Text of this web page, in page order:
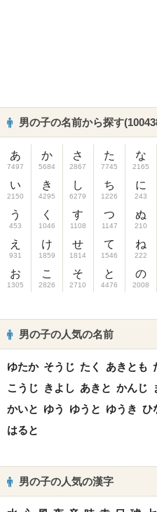
男の子の名前から探す
あ
7497
い
2150
う
453
え
931
お
1305
か
5684
き
4295
く
1046
け
1859
こ
2826
さ
2867
し
6279
す
1108
せ
1814
そ
2710
た
7745
ち
1226
つ
1147
て
1546
と
4476
な
2165
に
243
ぬ
210
ね
222
の
2008
男の子の人気の名前
ゆたか そうじ たく あきとも
こうじ きよし あきと かんじ
かいと ゆう ゆうと ゆうき ひ
はると
男の子の人気の漢字